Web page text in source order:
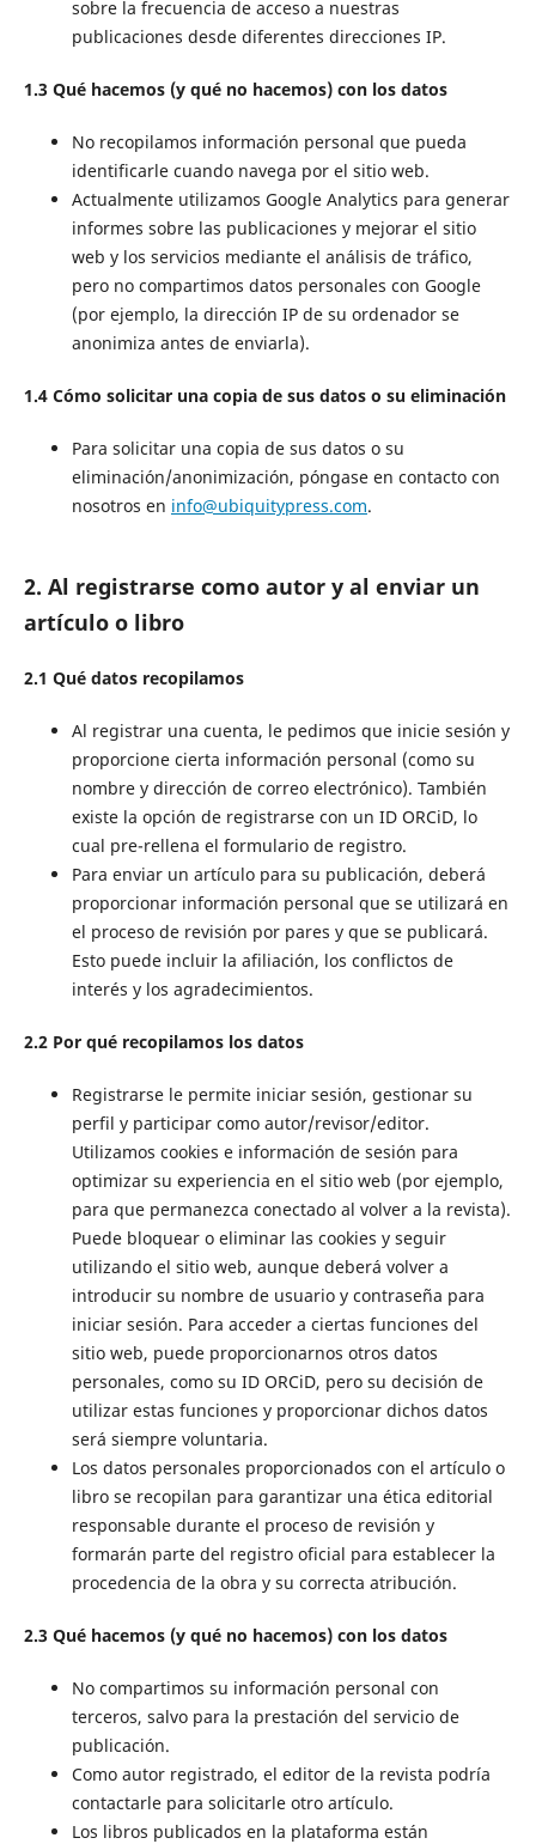
sobre la frecuencia de acceso a nuestras
publicaciones desde diferentes direcciones IP.
1.3 Qué hacemos (y qué no hacemos) con los datos
No recopilamos información personal que pueda
identificarle cuando navega por el sitio web.
Actualmente utilizamos Google Analytics para generar
informes sobre las publicaciones y mejorar el sitio
web y los servicios mediante el análisis de tráfico,
pero no compartimos datos personales con Google
(por ejemplo, la dirección IP de su ordenador se
anonimiza antes de enviarla).
1.4 Cómo solicitar una copia de sus datos o su eliminación
Para solicitar una copia de sus datos o su
eliminación/anonimización, póngase en contacto con
nosotros en info@ubiquitypress.com.
2. Al registrarse como autor y al enviar un
artículo o libro
2.1 Qué datos recopilamos
Al registrar una cuenta, le pedimos que inicie sesión y
proporcione cierta información personal (como su
nombre y dirección de correo electrónico). También
existe la opción de registrarse con un ID ORCiD, lo
cual pre-rellena el formulario de registro.
Para enviar un artículo para su publicación, deberá
proporcionar información personal que se utilizará en
el proceso de revisión por pares y que se publicará.
Esto puede incluir la afiliación, los conflictos de
interés y los agradecimientos.
2.2 Por qué recopilamos los datos
Registrarse le permite iniciar sesión, gestionar su
perfil y participar como autor/revisor/editor.
Utilizamos cookies e información de sesión para
optimizar su experiencia en el sitio web (por ejemplo,
para que permanezca conectado al volver a la revista).
Puede bloquear o eliminar las cookies y seguir
utilizando el sitio web, aunque deberá volver a
introducir su nombre de usuario y contraseña para
iniciar sesión. Para acceder a ciertas funciones del
sitio web, puede proporcionarnos otros datos
personales, como su ID ORCiD, pero su decisión de
utilizar estas funciones y proporcionar dichos datos
será siempre voluntaria.
Los datos personales proporcionados con el artículo o
libro se recopilan para garantizar una ética editorial
responsable durante el proceso de revisión y
formarán parte del registro oficial para establecer la
procedencia de la obra y su correcta atribución.
2.3 Qué hacemos (y qué no hacemos) con los datos
No compartimos su información personal con
terceros, salvo para la prestación del servicio de
publicación.
Como autor registrado, el editor de la revista podría
contactarle para solicitarle otro artículo.
Los libros publicados en la plataforma están